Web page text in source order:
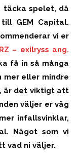
spelet, då
GEM Capital.
vi er
– exilryss ang.
få in så många
mer eller mindre
är det viktigt att
väljer er väg
infallsvinklar,
Något som vi
vad ni väljer.